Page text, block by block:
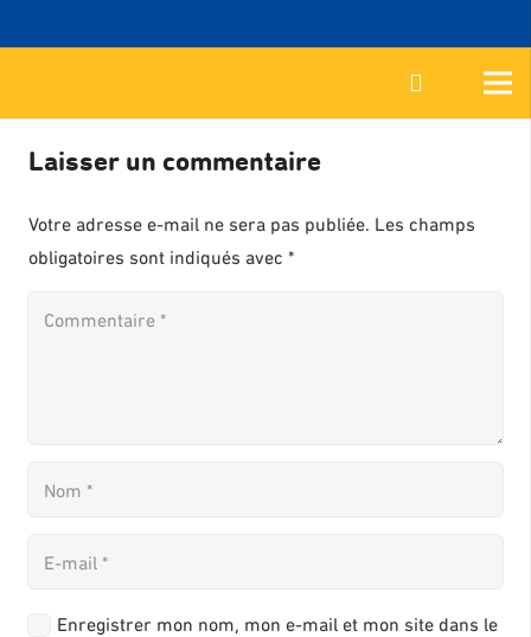
Laisser un commentaire
Votre adresse e-mail ne sera pas publiée. Les champs
obligatoires sont indiqués avec *
Enregistrer mon nom, mon e-mail et mon site dans le